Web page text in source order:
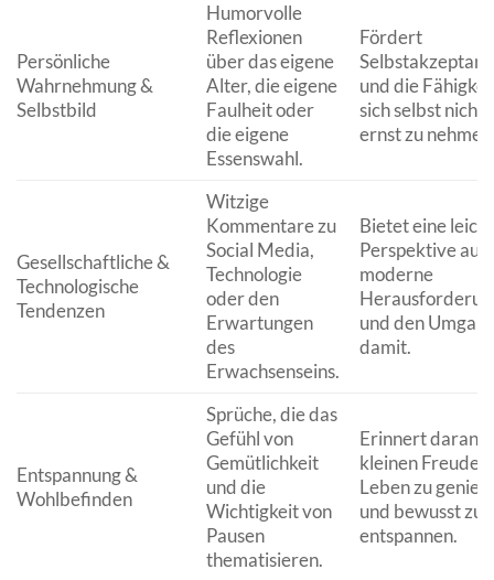
Persönliche
Wahrnehmung &
Selbstbild
Humorvolle
Reflexionen
über das eigene
Alter, die eigene
Faulheit oder
die eigene
Essenswahl.
Fördert
Selbstakzeptanz
und die
sich selbst nicht
ernst zu
Gesellschaftliche &
Technologische
Tendenzen
Witzige
Kommentare zu
Social Media,
Technologie
oder den
Erwartungen
des
Erwachsenseins.
Bietet eine
Perspektive auf
moderne
und den
damit.
Entspannung &
Wohlbefinden
Sprüche, die das
Gefühl von
Gemütlichkeit
und die
Wichtigkeit von
Pausen
thematisieren.
Erinnert daran,
kleinen Freuden
Leben zu
und bewusst zu
entspannen.